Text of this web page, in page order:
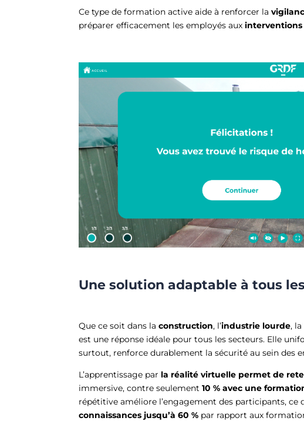
Ce type de formation active aide à renforcer la
préparer efficacement les employés aux
Une solution adaptable à tous
Que ce soit dans laconstruction, l’industrie lourde, la
est une réponse idéale pour tous les secteurs. Elle
surtout, renforce durablement la sécurité au sein des
L’apprentissage par la réalité virtuelle permet de
immersive, contre seulement10 % avec une
répétitive améliore l’engagement des participants, ce
connaissances jusqu’à 60 % par rapport aux